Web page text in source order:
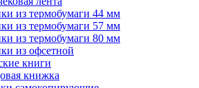
из термобумаги 44 мм
из термобумаги 57 мм
из термобумаги 80 мм
из офсетной
книги
книжка